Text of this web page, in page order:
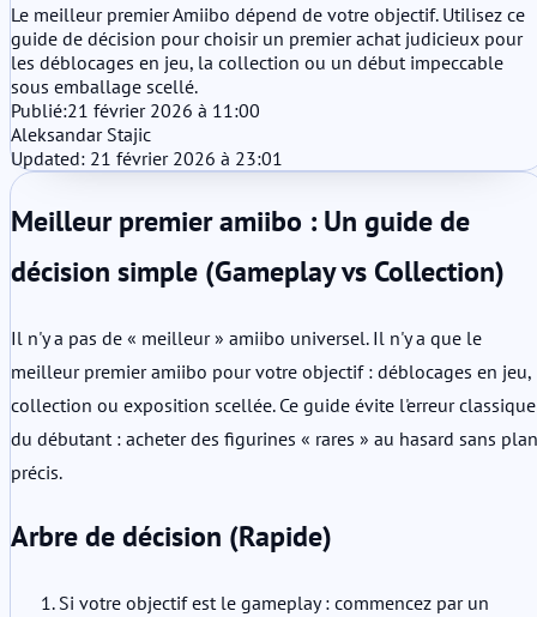
Le meilleur premier Amiibo dépend de votre objectif. Utilisez ce
guide de décision pour choisir un premier achat judicieux pour
les déblocages en jeu, la collection ou un début impeccable
sous emballage scellé.
Publié:21 février 2026 à 11:00
Aleksandar Stajic
Updated: 21 février 2026 à 23:01
Meilleur premier amiibo : Un guide de
décision simple (Gameplay vs Collection)
Il n'y a pas de « meilleur » amiibo universel. Il n'y a que le
meilleur premier amiibo pour votre objectif : déblocages en jeu,
collection ou exposition scellée. Ce guide évite l'erreur classique
du débutant : acheter des figurines « rares » au hasard sans plan
précis.
Arbre de décision (Rapide)
Si votre objectif est le gameplay : commencez par un